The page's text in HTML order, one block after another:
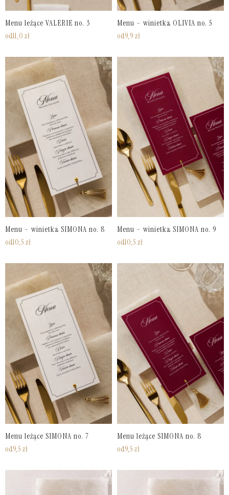
Menu leżące VALERIE no. 3
od11,0 zł
Menu – winietka OLIVIA no. 5
od9,9 zł
Menu – winietka SIMONA no. 8
od10,5 zł
Menu – winietka SIMONA no. 9
od10,5 zł
Menu leżące SIMONA no. 7
od9,5 zł
Menu leżące SIMONA no. 8
od9,5 zł